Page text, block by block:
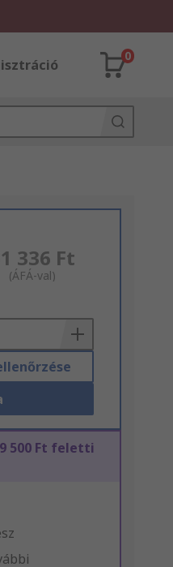
0
336 Ft
(ÁFÁ-val)
500 Ft feletti